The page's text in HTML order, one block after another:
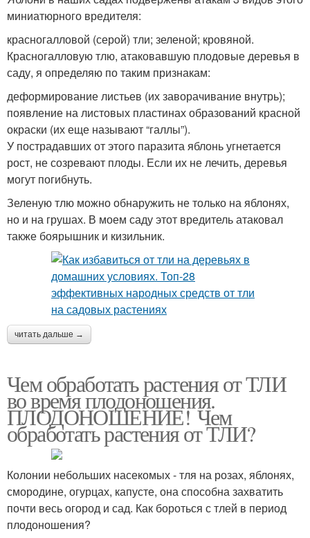
миниатюрного вредителя:
красногалловой (серой) тли; зеленой; кровяной.
Красногалловую тлю, атаковавшую плодовые деревья в
саду, я определяю по таким признакам:
деформирование листьев (их заворачивание внутрь);
появление на листовых пластинах образований красной
окраски (их еще называют “галлы”).
У пострадавших от этого паразита яблонь угнетается
рост, не созревают плоды. Если их не лечить, деревья
могут погибнуть.
Зеленую тлю можно обнаружить не только на яблонях,
но и на грушах. В моем саду этот вредитель атаковал
также боярышник и кизильник.
читать дальше →
Чем обработать растения от ТЛИ
во время плодоношения.
ПЛОДОНОШЕНИЕ! Чем
обработать растения от ТЛИ?
Колонии небольших насекомых - тля на розах, яблонях,
смородине, огурцах, капусте, она способна захватить
почти весь огород и сад. Как бороться с тлей в период
плодоношения?